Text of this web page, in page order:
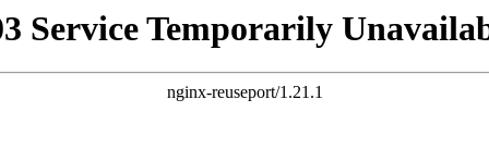
Service Temporarily
nginx-reuseport/1.21.1